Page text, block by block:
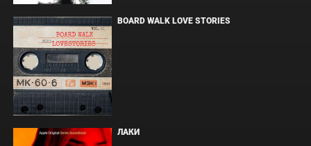
BOARD WALK LOVE STORIES
ЛАКИ